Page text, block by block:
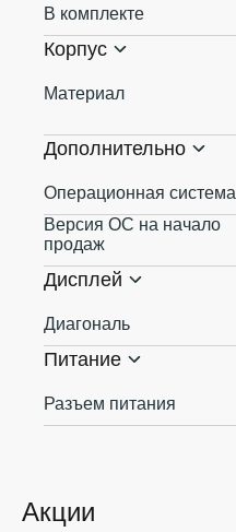
Акции
В комплекте
Корпус
Материал
Дополнительно
Операционная система
Версия ОС на начало
продаж
Дисплей
Диагональ
Питание
Разъем питания